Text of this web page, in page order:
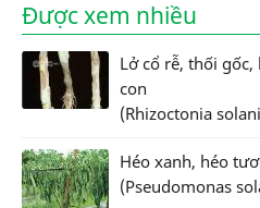
Được xem nhiều
Lở cổ rễ, thối
con
(Rhizoctonia
Héo xanh, héo
(Pseudomonas